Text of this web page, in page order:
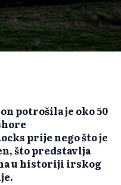
potrošila je oko 50
prije nego što je
što predstavlja
u historiji irskog